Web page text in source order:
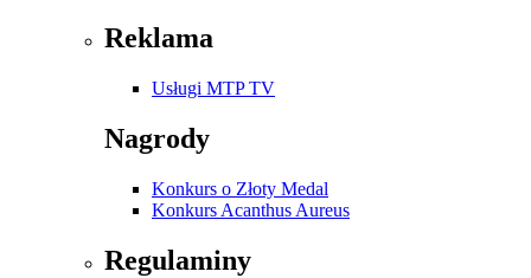
Reklama
Usługi MTP TV
Nagrody
Konkurs o Złoty Medal
Konkurs Acanthus Aureus
Regulaminy